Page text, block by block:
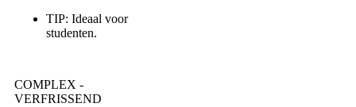
TIP: Ideaal voor
studenten.
COMPLEX -
VERFRISSEND